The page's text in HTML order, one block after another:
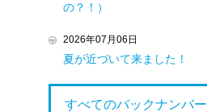
の？！）
2026年07月06日
夏が近づいて来ました！
すべてのバックナンバー